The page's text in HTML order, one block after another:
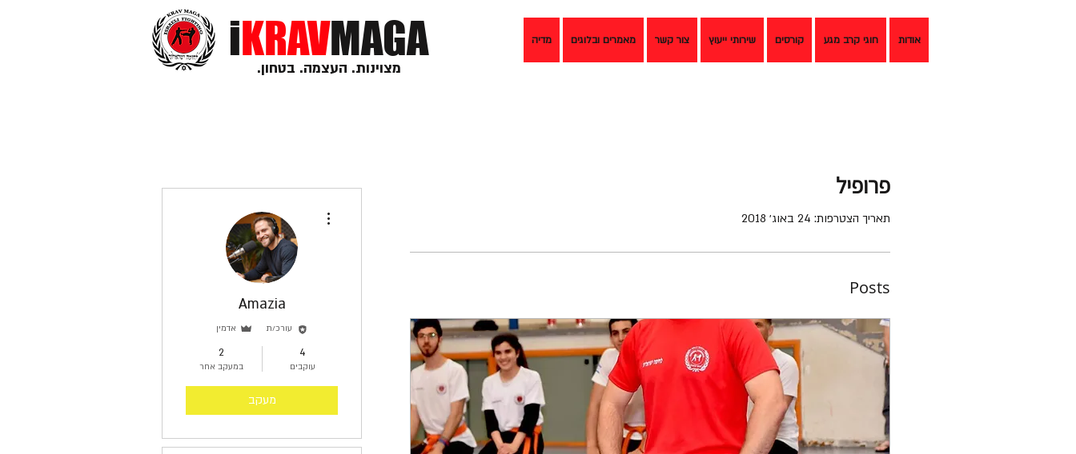
iKRAVMAGA
מצוינות. העצמה. בטחון.
אודות חוגי קרב מגע קורסים שירותי ייעוץ צור קשר מאמרים ובלוגים מדיה
פרופיל
תאריך הצטרפות: 24 באוג׳ 2018
Posts
Amazia
עורכ/ת אדמין
4
עוקבים
2
במעקב אחר
מעקב